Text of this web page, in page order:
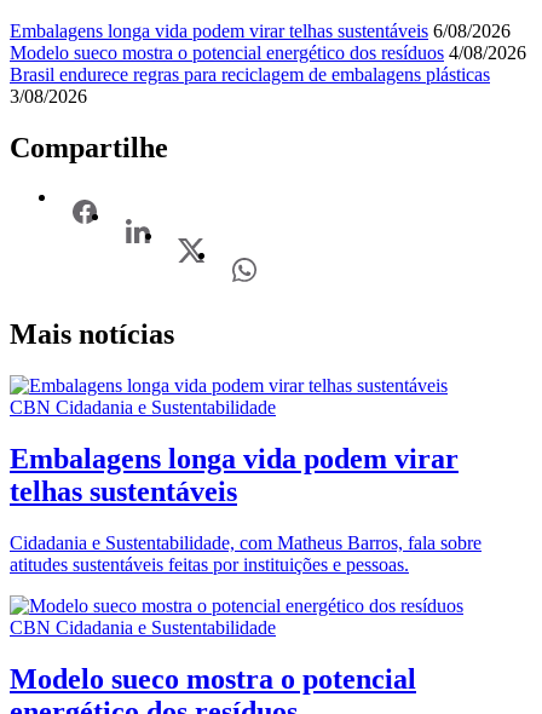
Embalagens longa vida podem virar telhas sustentáveis 6/08/2026
Modelo sueco mostra o potencial energético dos resíduos 4/08/2026
Brasil endurece regras para reciclagem de embalagens plásticas
3/08/2026
Compartilhe
Mais notícias
CBN Cidadania e Sustentabilidade
Embalagens longa vida podem virar
telhas sustentáveis
Cidadania e Sustentabilidade, com Matheus Barros, fala sobre
atitudes sustentáveis feitas por instituições e pessoas.
CBN Cidadania e Sustentabilidade
Modelo sueco mostra o potencial